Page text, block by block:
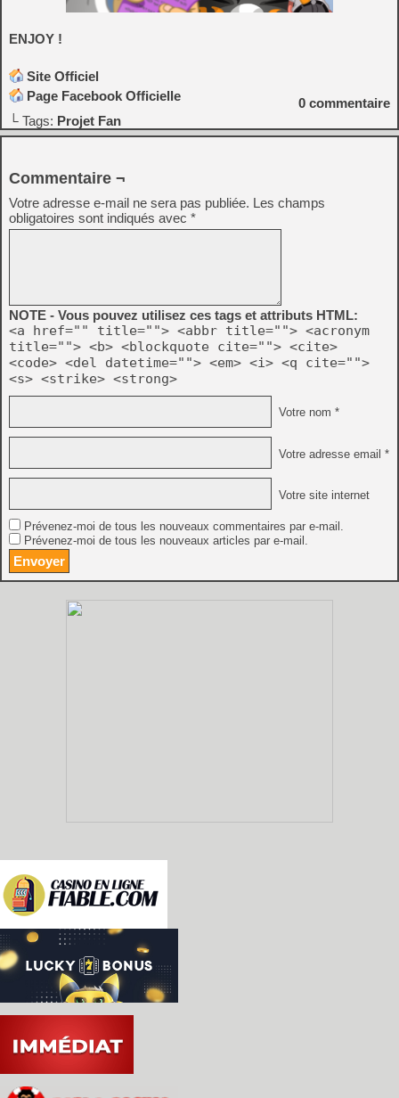
ENJOY !
Site Officiel
Page Facebook Officielle
└ Tags: Projet Fan
0 commentaire
Commentaire ¬
Votre adresse e-mail ne sera pas publiée. Les champs
obligatoires sont indiqués avec *
NOTE - Vous pouvez utilisez ces tags et attributs HTML:
<a href="" title=""> <abbr title=""> <acronym
title=""> <b> <blockquote cite=""> <cite>
<code> <del datetime=""> <em> <i> <q cite="">
<s> <strike> <strong>
Votre nom *
Votre adresse email *
Votre site internet
Prévenez-moi de tous les nouveaux commentaires par e-mail.
Prévenez-moi de tous les nouveaux articles par e-mail.